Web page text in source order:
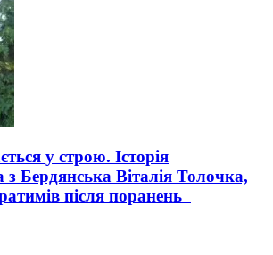
у строю. Історія
Бердянська Віталія Толочка,
після поранень